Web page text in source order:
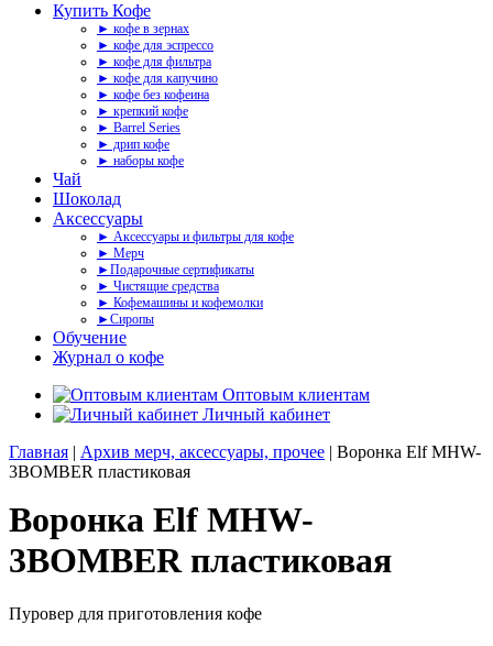
Купить Кофе
► кофе в зернах
► кофе для эспрессо
► кофе для фильтра
► кофе для капучино
► кофе без кофеина
► крепкий кофе
► Barrel Series
► дрип кофе
► наборы кофе
Чай
Шоколад
Аксессуары
► Аксессуары и фильтры для кофе
► Мерч
►Подарочные сертификаты
► Чистящие средства
► Кофемашины и кофемолки
►Сиропы
Обучение
Журнал о кофе
Оптовым клиентам
Личный кабинет
Главная | Архив мерч, аксессуары, прочее | Воронка Elf MHW-
3BOMBER пластиковая
Воронка Elf MHW-
3BOMBER пластиковая
Пуровер для приготовления кофе